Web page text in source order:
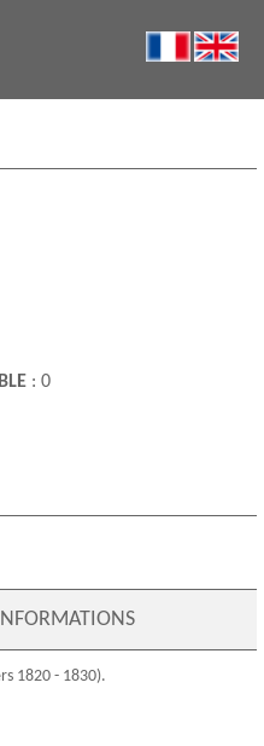
: 0
1820 - 1830).